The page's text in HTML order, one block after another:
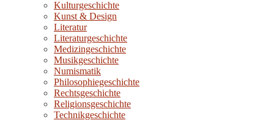
Kulturgeschichte
Kunst & Design
Literatur
Literaturgeschichte
Medizingeschichte
Musikgeschichte
Numismatik
Philosophiegeschichte
Rechtsgeschichte
Religionsgeschichte
Technikgeschichte